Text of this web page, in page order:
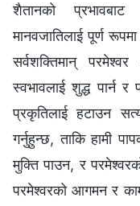
शैतानको
मानवजातिलाई पूर्ण
सर्वशक्तिमान्
स्वभावलाई शुद्ध पार्न र
प्रकृतिलाई हटाउन
गर्नुहुन्छ, ताकि हामी
मुक्ति पाउन, र
परमेश्‍वरको आगमन र